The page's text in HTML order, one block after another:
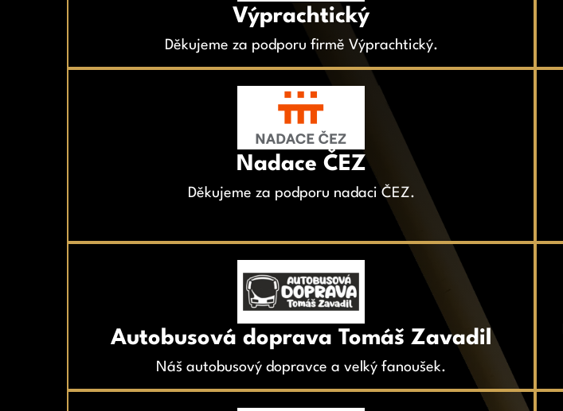
Výprachtický
Děkujeme za podporu firmě Výprachtický.
Nadace ČEZ
Děkujeme za podporu nadaci ČEZ.
Autobusová doprava Tomáš Zavadil
Náš autobusový dopravce a velký fanoušek.